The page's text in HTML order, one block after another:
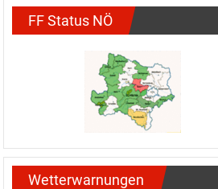
FF Status NÖ
Wetterwarnungen